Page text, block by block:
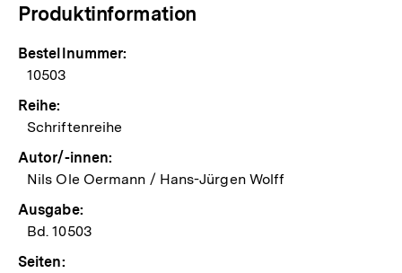
Produktinformation
Bestellnummer:
10503
Reihe:
Schriftenreihe
Autor/-innen:
Nils Ole Oermann / Hans-Jürgen Wolff
Ausgabe:
Bd. 10503
Seiten: